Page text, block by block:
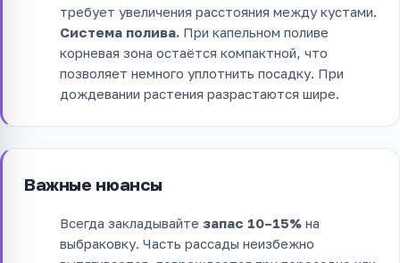
требует увеличения расстояния между кустами.
Система полива. При капельном поливе
корневая зона остаётся компактной, что
позволяет немного уплотнить посадку. При
дождевании растения разрастаются шире.
Важные нюансы
Всегда закладывайте запас 10–15% на
выбраковку. Часть рассады неизбежно